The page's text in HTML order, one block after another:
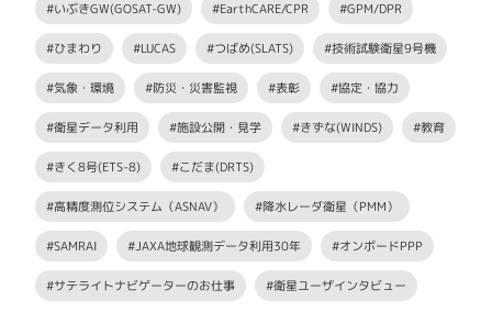
#いぶきGW(GOSAT-GW) #EarthCARE/CPR #GPM/DPR
#ひまわり #LUCAS #つばめ(SLATS) #技術試験衛星9号機
#気象・環境 #防災・災害監視 #表彰 #協定・協力
#衛星データ利用 #施設公開・見学 #きずな(WINDS) #教育
#きく8号(ETS-8) #こだま(DRTS)
#高精度測位システム（ASNAV） #降水レーダ衛星（PMM）
#SAMRAI #JAXA地球観測データ利用30年 #オンボードPPP
#サテライトナビゲーターのお仕事 #衛星ユーザインタビュー